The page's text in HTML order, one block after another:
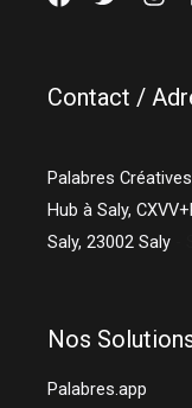
Contact /
Palabres
Hub à Saly,
Saly,23002 Saly
Nos
Palabres.app